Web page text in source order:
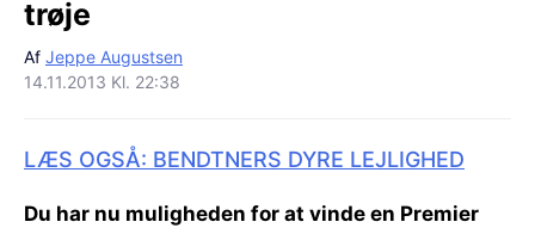
trøje
Af Jeppe Augustsen
14.11.2013 Kl. 22:38
LÆS OGSÅ: BENDTNERS DYRE LEJLIGHED
Du har nu muligheden for at vinde en Premier